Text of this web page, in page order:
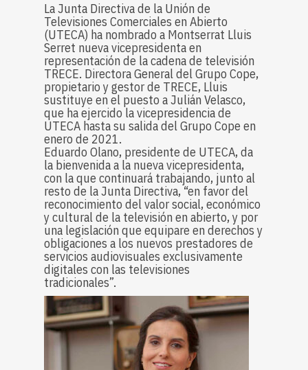
La Junta Directiva de la Unión de
Televisiones Comerciales en Abierto
(UTECA) ha nombrado a Montserrat Lluis
Serret nueva vicepresidenta en
representación de la cadena de televisión
TRECE. Directora General del Grupo Cope,
propietario y gestor de TRECE, Lluis
sustituye en el puesto a Julián Velasco,
que ha ejercido la vicepresidencia de
UTECA hasta su salida del Grupo Cope en
enero de 2021.
Eduardo Olano, presidente de UTECA, da
la bienvenida a la nueva vicepresidenta,
con la que continuará trabajando, junto al
resto de la Junta Directiva, “en favor del
reconocimiento del valor social, económico
y cultural de la televisión en abierto, y por
una legislación que equipare en derechos y
obligaciones a los nuevos prestadores de
servicios audiovisuales exclusivamente
digitales con las televisiones
tradicionales”.